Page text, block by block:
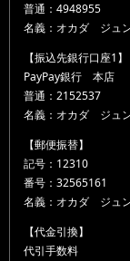
普通：4948955
名義：オカダ ジュ
【振込先銀行口座1】
PayPay銀行 本店
普通：2152537
名義：オカダ ジュ
【郵便振替】
記号：12310
番号：32565161
名義：オカダ ジュ
【代金引換】
代引手数料